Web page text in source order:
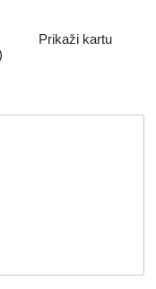
Prikaži kartu